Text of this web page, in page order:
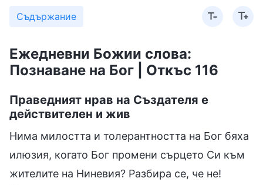
Съдържание
Ежедневни Божии слова:
Познаване на Бог | Откъс 116
Праведният нрав на Създателя е
действителен и жив
Нима милостта и толерантността на Бог бяха
илюзия, когато Бог промени сърцето Си към
жителите на Ниневия? Разбира се, че не!